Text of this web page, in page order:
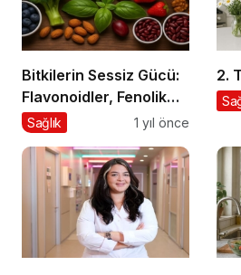
Bitkilerin Sessiz Gücü:
Flavonoidler, Fenolik
Asitler ve Diğer
Sağlık 1 yıl önce
2.